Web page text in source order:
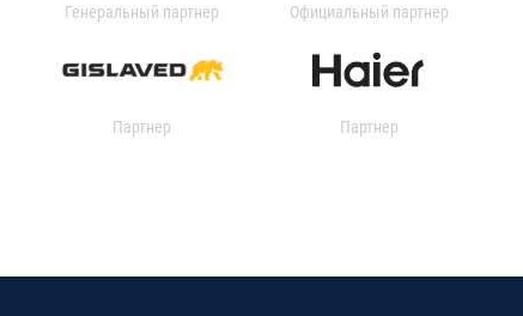
Генеральный партнер Официальный партнер
Партнер Партнер